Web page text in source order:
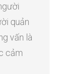
quản
vấn là
cảm